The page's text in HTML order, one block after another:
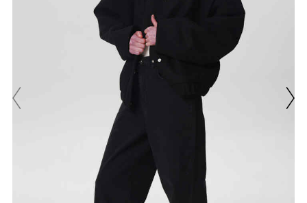
График платежей
Добавляйте товары
в корзину